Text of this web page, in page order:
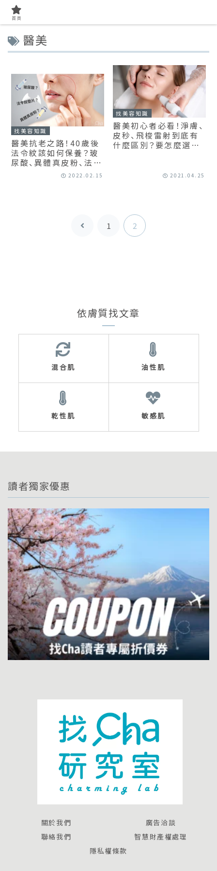
醫美
找美容知識
醫美抗老之路！40歲後
法令紋該如何保養？玻
尿酸、異體真皮粉、法令
紋墊片(貴族手術)要如
2022.02.15
找美容知識
醫美初心者必看！淨膚、
皮秒、飛梭雷射到底有
什麼區別？要怎麼選
2021.04.25
上
1 2
依膚質找文章
混合肌 油性肌
乾性肌 敏感肌
讀者獨家優惠
關於我們
廣告洽談
聯絡我們
智慧財產權處理
隱私權條款
首頁